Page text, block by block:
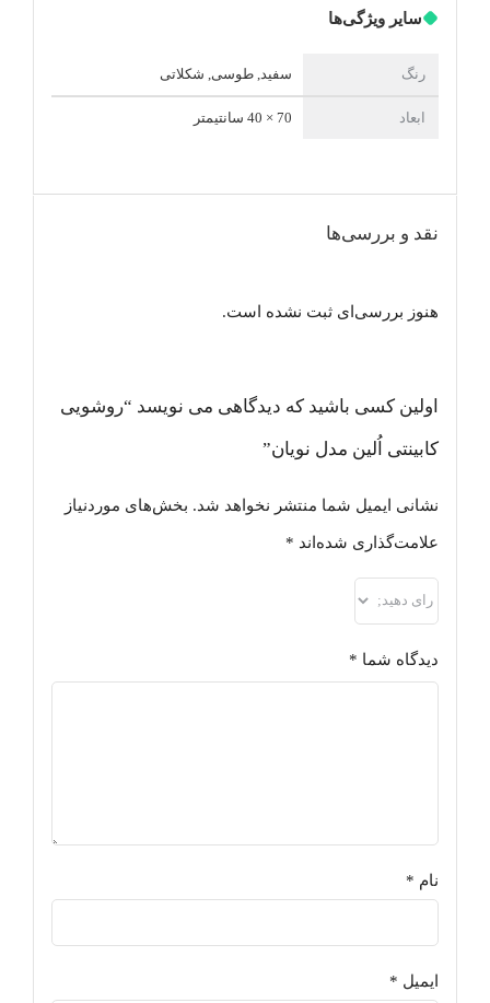
سایر ویژگی‌ها
رنگ سفید, طوسی, شکلاتی
ابعاد 70 × 40 سانتیمتر
نقد و بررسی‌ها
هنوز بررسی‌ای ثبت نشده است.
اولین کسی باشید که دیدگاهی می نویسد “روشویی
کابینتی اُلین مدل نویان”
نشانی ایمیل شما منتشر نخواهد شد. بخش‌های موردنیاز
علامت‌گذاری شده‌اند *
دیدگاه شما *
نام *
ایمیل *